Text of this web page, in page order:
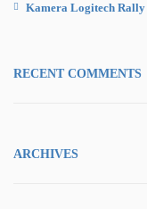
Kamera Logitech
RECENT COMMENTS
ARCHIVES